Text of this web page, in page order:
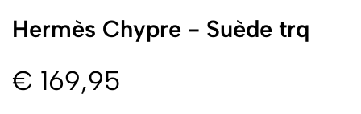
Hermès Chypre - Suède trq
€ 169,95